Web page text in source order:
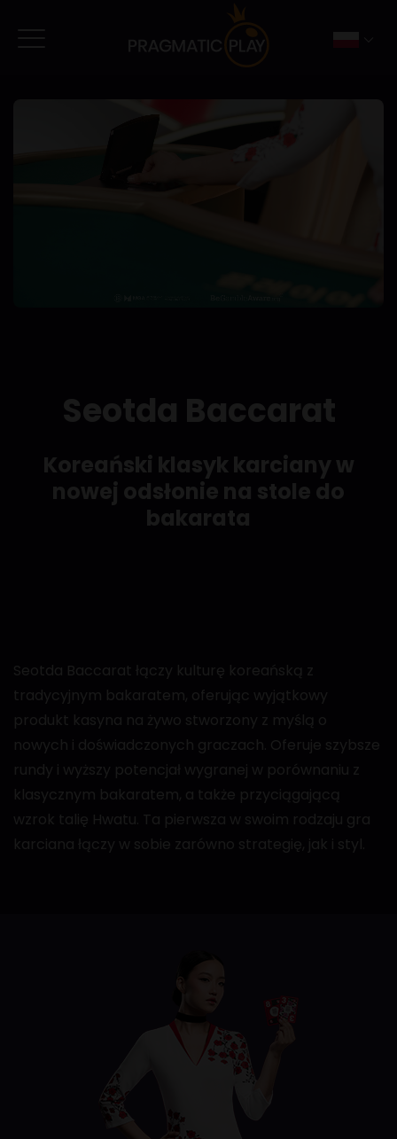
Seotda Baccarat
Koreański klasyk karciany w
nowej odsłonie na stole do
bakarata
Seotda Baccarat łączy kulturę koreańską z
tradycyjnym bakaratem, oferując wyjątkowy
produkt kasyna na żywo stworzony z myślą o
nowych i doświadczonych graczach. Oferuje szybsze
rundy i wyższy potencjał wygranej w porównaniu z
klasycznym bakaratem, a także przyciągającą
wzrok talię Hwatu. Ta pierwsza w swoim rodzaju gra
karciana łączy w sobie zarówno strategię, jak i styl.